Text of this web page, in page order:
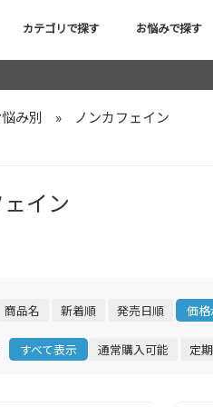
カテゴリで探す お悩みで探す
悩み別 » ノンカフェイン
イン
商品名 新着順 発売日順 価
すべて表示 通常購入可能 定